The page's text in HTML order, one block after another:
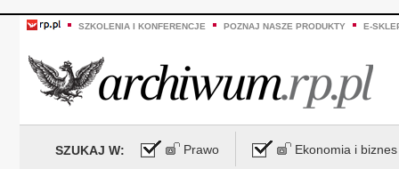
SZKOLENIA I KONFERENCJE POZNAJ NASZE PRODUKTY E-
SZUKAJ W: Prawo Ekonomia i biznes